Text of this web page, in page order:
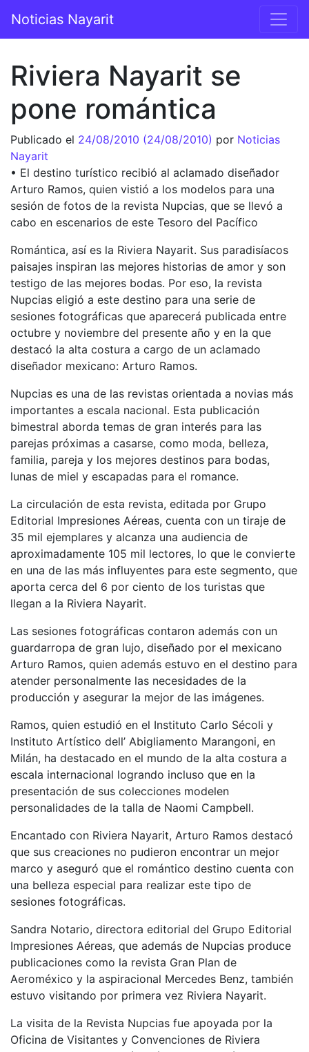
Navegación principal
Noticias Nayarit
Riviera Nayarit se
pone romántica
Publicado el 24/08/2010 (24/08/2010) por Noticias
Nayarit
• El destino turístico recibió al aclamado diseñador
Arturo Ramos, quien vistió a los modelos para una
sesión de fotos de la revista Nupcias, que se llevó a
cabo en escenarios de este Tesoro del Pacífico
Romántica, así es la Riviera Nayarit. Sus paradisíacos
paisajes inspiran las mejores historias de amor y son
testigo de las mejores bodas. Por eso, la revista
Nupcias eligió a este destino para una serie de
sesiones fotográficas que aparecerá publicada entre
octubre y noviembre del presente año y en la que
destacó la alta costura a cargo de un aclamado
diseñador mexicano: Arturo Ramos.
Nupcias es una de las revistas orientada a novias más
importantes a escala nacional. Esta publicación
bimestral aborda temas de gran interés para las
parejas próximas a casarse, como moda, belleza,
familia, pareja y los mejores destinos para bodas,
lunas de miel y escapadas para el romance.
La circulación de esta revista, editada por Grupo
Editorial Impresiones Aéreas, cuenta con un tiraje de
35 mil ejemplares y alcanza una audiencia de
aproximadamente 105 mil lectores, lo que le convierte
en una de las más influyentes para este segmento, que
aporta cerca del 6 por ciento de los turistas que
llegan a la Riviera Nayarit.
Las sesiones fotográficas contaron además con un
guardarropa de gran lujo, diseñado por el mexicano
Arturo Ramos, quien además estuvo en el destino para
atender personalmente las necesidades de la
producción y asegurar la mejor de las imágenes.
Ramos, quien estudió en el Instituto Carlo Sécoli y
Instituto Artístico dell’ Abigliamento Marangoni, en
Milán, ha destacado en el mundo de la alta costura a
escala internacional logrando incluso que en la
presentación de sus colecciones modelen
personalidades de la talla de Naomi Campbell.
Encantado con Riviera Nayarit, Arturo Ramos destacó
que sus creaciones no pudieron encontrar un mejor
marco y aseguró que el romántico destino cuenta con
una belleza especial para realizar este tipo de
sesiones fotográficas.
Sandra Notario, directora editorial del Grupo Editorial
Impresiones Aéreas, que además de Nupcias produce
publicaciones como la revista Gran Plan de
Aeroméxico y la aspiracional Mercedes Benz, también
estuvo visitando por primera vez Riviera Nayarit.
La visita de la Revista Nupcias fue apoyada por la
Oficina de Visitantes y Convenciones de Riviera